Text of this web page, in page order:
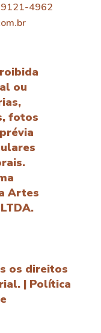
4962
ou
fotos
Artes
os direitos
| Política